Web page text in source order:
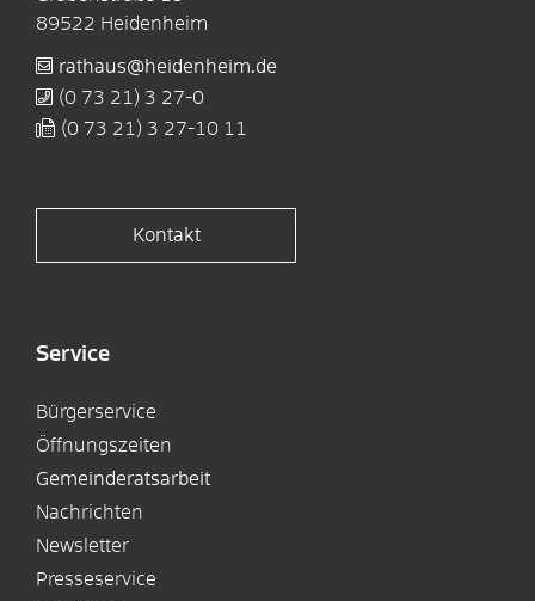
89522 Heidenheim
rathaus@heidenheim.de
(0 73 21) 3 27-0
(0 73 21) 3 27-10 11
Kontakt
Service
Bürgerservice
Öffnungszeiten
Gemeinderatsarbeit
Nachrichten
Newsletter
Presseservice